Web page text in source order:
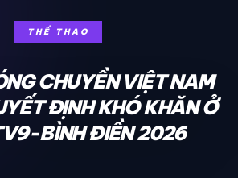
THỂ THAO
CHUYỀN VIỆT NAM
ĐỊNH KHÓ KHĂN Ở
BÌNH ĐIỀN 2026